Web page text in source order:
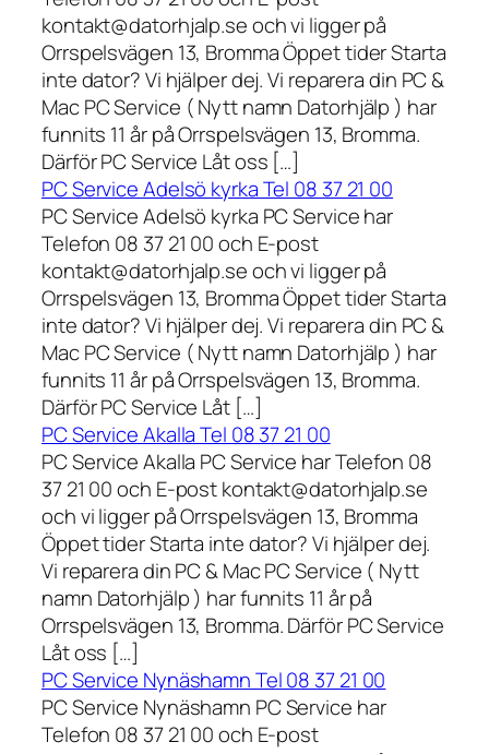
kontakt@datorhjalp.se och vi ligger på
Orrspelsvägen 13, Bromma Öppet tider Starta
inte dator? Vi hjälper dej. Vi reparera din PC &
Mac PC Service ( Nytt namn Datorhjälp ) har
funnits 11 år på Orrspelsvägen 13, Bromma.
Därför PC Service Låt oss […]
PC Service Adelsö kyrka Tel 08 37 21 00
PC Service Adelsö kyrka PC Service har
Telefon 08 37 21 00 och E-post
kontakt@datorhjalp.se och vi ligger på
Orrspelsvägen 13, Bromma Öppet tider Starta
inte dator? Vi hjälper dej. Vi reparera din PC &
Mac PC Service ( Nytt namn Datorhjälp ) har
funnits 11 år på Orrspelsvägen 13, Bromma.
Därför PC Service Låt […]
PC Service Akalla Tel 08 37 21 00
PC Service Akalla PC Service har Telefon 08
37 21 00 och E-post kontakt@datorhjalp.se
och vi ligger på Orrspelsvägen 13, Bromma
Öppet tider Starta inte dator? Vi hjälper dej.
Vi reparera din PC & Mac PC Service ( Nytt
namn Datorhjälp ) har funnits 11 år på
Orrspelsvägen 13, Bromma. Därför PC Service
Låt oss […]
PC Service Nynäshamn Tel 08 37 21 00
PC Service Nynäshamn PC Service har
Telefon 08 37 21 00 och E-post